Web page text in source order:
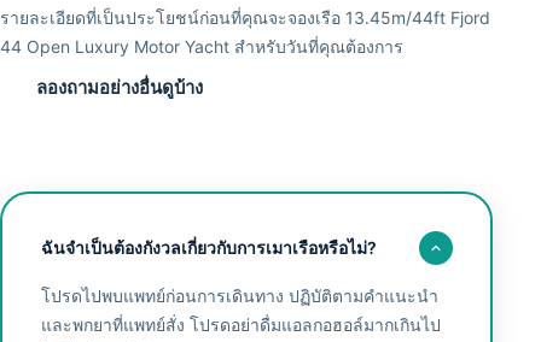
รายละเอียดที่เป็นประโยชน์ก่อนที่คุณจะจองเรือ 13.45m/44ft Fjord
44 Open Luxury Motor Yacht สำหรับวันที่คุณต้องการ
ลองถามอย่างอื่นดูบ้าง
ฉันจำเป็นต้องกังวลเกี่ยวกับการเมาเรือหรือไม่?
โปรดไปพบแพทย์ก่อนการเดินทาง ปฏิบัติตามคำแนะนำ
และพกยาที่แพทย์สั่ง โปรดอย่าดื่มแอลกอฮอล์มากเกินไป